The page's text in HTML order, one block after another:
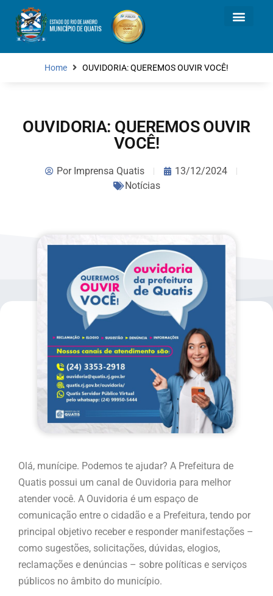
Home OUVIDORIA: QUEREMOS OUVIR VOCÊ!
OUVIDORIA: QUEREMOS OUVIR
VOCÊ!
PorImprensa Quatis
13/12/2024
Notícias
Olá, munícipe. Podemos te ajudar? A Prefeitura de
Quatis possui um canal de Ouvidoria para melhor
atender você. A Ouvidoria é um espaço de
comunicação entre o cidadão e a Prefeitura, tendo por
principal objetivo receber e responder manifestações –
como sugestões, solicitações, dúvidas, elogios,
reclamações e denúncias – sobre políticas e serviços
públicos no âmbito do município.